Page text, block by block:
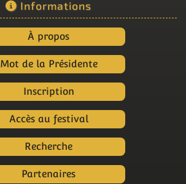
Informations
À propos
Mot de la Présidente
Inscription
Accès au festival
Recherche
Partenaires